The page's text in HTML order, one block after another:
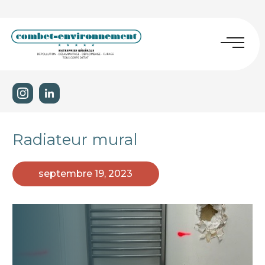
Radiateur mural
septembre 19, 2023